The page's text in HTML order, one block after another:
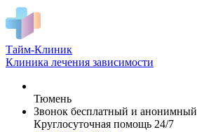
Тайм-Клиник
Клиника лечения зависимости
Тюмень
Звонок бесплатный и анонимный
Круглосуточная помощь 24/7